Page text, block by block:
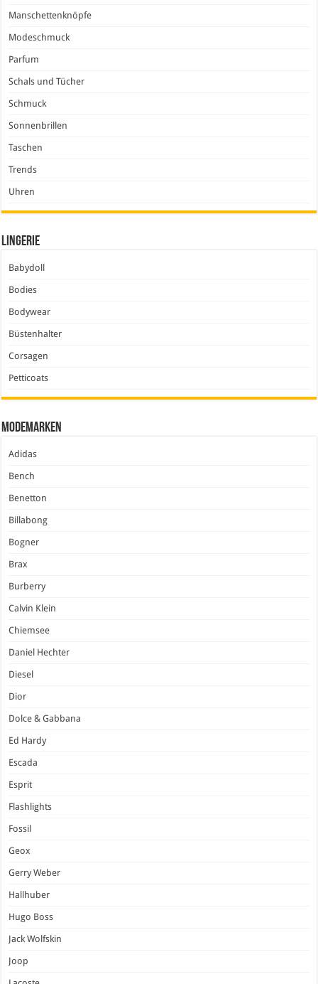
Manschettenknöpfe
Modeschmuck
Parfum
Schals und Tücher
Schmuck
Sonnenbrillen
Taschen
Trends
Uhren
Lingerie
Babydoll
Bodies
Bodywear
Büstenhalter
Corsagen
Petticoats
Modemarken
Adidas
Bench
Benetton
Billabong
Bogner
Brax
Burberry
Calvin Klein
Chiemsee
Daniel Hechter
Diesel
Dior
Dolce & Gabbana
Ed Hardy
Escada
Esprit
Flashlights
Fossil
Geox
Gerry Weber
Hallhuber
Hugo Boss
Jack Wolfskin
Joop